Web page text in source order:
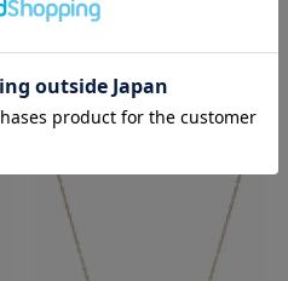
ィーリング(ホワイトゴー
ルド)
受注生産
49,500